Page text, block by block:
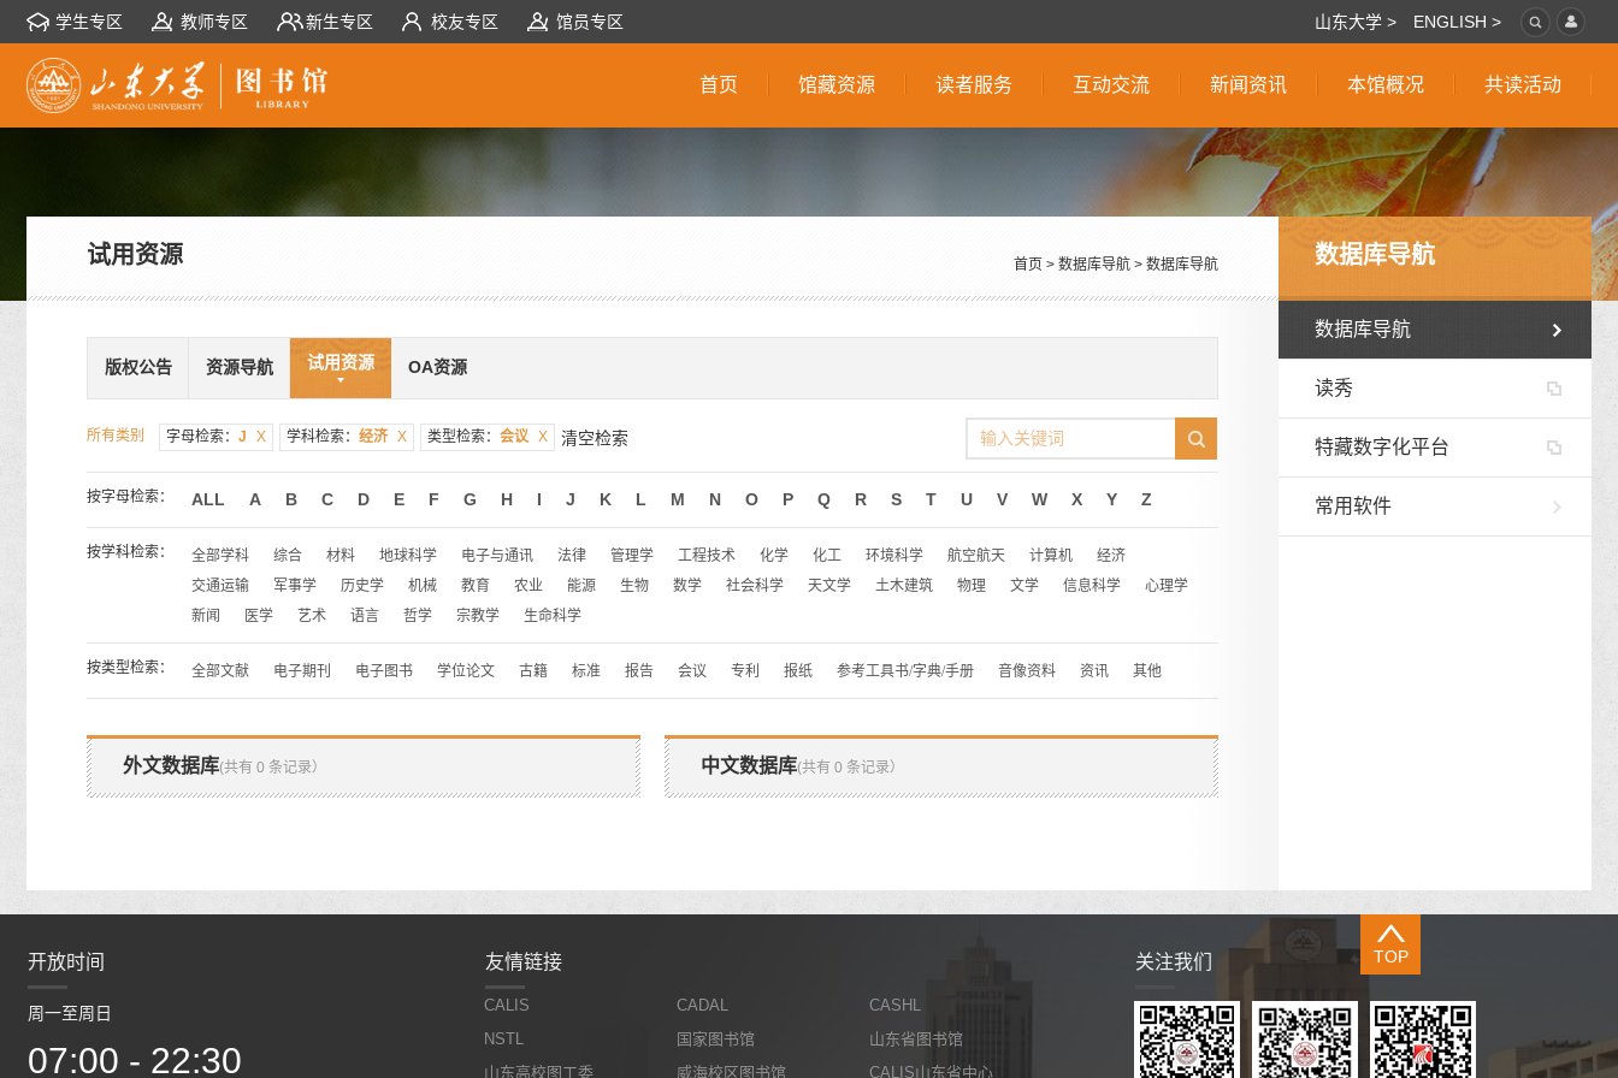
学生专区 教师专区 新生专区 校友专区 馆员专区 山东大学 > ENGLISH >
首页 馆藏资源 读者服务 互动交流 新闻资讯 本馆概况 共读活动
数据库导航
数据库导航
读秀
特藏数字化平台
常用软件
试用资源 首页 > 数据库导航 > 数据库导航
版权公告 资源导航 试用资源 OA资源
所有类别 字母检索： J X 学科检索： 经济 X 类型检索： 会议 X 清空检索
按字母检索： ALL A B C D E F G H I J K L M N O P Q R S T U V W X Y Z
按学科检索： 全部学科 综合 材料 地球科学 电子与通讯 法律 管理学 工程技术 化学 化工 环境科学 航空航天 计算机
经济
交通运输
军事学 历史学 机械 教育 农业 能源 生物 数学 社会科学 天文学 土木建筑 物理 文学 信息科学
心理学
新闻
医学 艺术 语言 哲学 宗教学 生命科学
按类型检索： 全部文献 电子期刊 电子图书 学位论文 古籍 标准 报告 会议 专利 报纸 参考工具书/字典/手册 音像资料 资讯 其他
外文数据库(共有 0 条记录） 中文数据库(共有 0 条记录）
TOP
开放时间
周一至周日
07:00 - 22:30 07:00 - 22:30
友情链接
CALIS CADAL
CASHL
NSTL
国家图书馆
山东省图书馆
山东高校图工委
威海校区图书馆 CALIS山东省中心
关注我们